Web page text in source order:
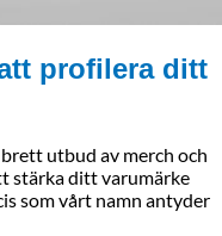
profilera ditt
utbud av merch och
stärka ditt varumärke
som vårt namn antyder